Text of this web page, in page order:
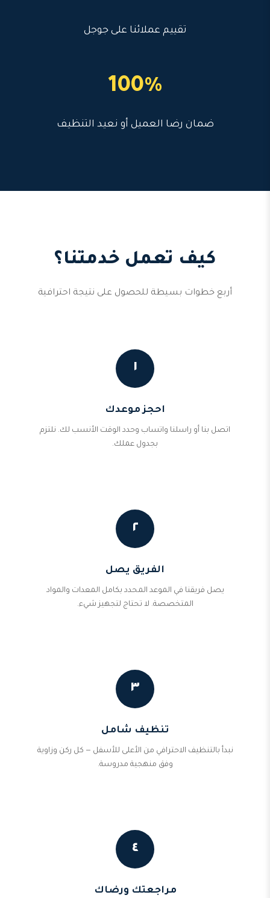
تقييم عملائنا على جوجل
100%
ضمان رضا العميل أو نعيد التنظيف
كيف تعمل خدمتنا؟
أربع خطوات بسيطة للحصول على نتيجة احترافية
١
احجز موعدك
اتصل بنا أو راسلنا واتساب وحدد الوقت الأنسب لك. نلتزم
بجدول عملك.
٢
الفريق يصل
يصل فريقنا في الموعد المحدد بكامل المعدات والمواد
المتخصصة. لا تحتاج لتجهيز شيء.
٣
تنظيف شامل
نبدأ بالتنظيف الاحترافي من الأعلى للأسفل — كل ركن وزاوية
وفق منهجية مدروسة.
٤
مراجعتك ورضاك